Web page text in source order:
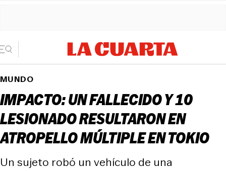
MUNDO
IMPACTO: UN FALLECIDO Y 10
LESIONADO RESULTARON EN
ATROPELLO MÚLTIPLE EN TOKIO
Un sujeto robó un vehículo de una